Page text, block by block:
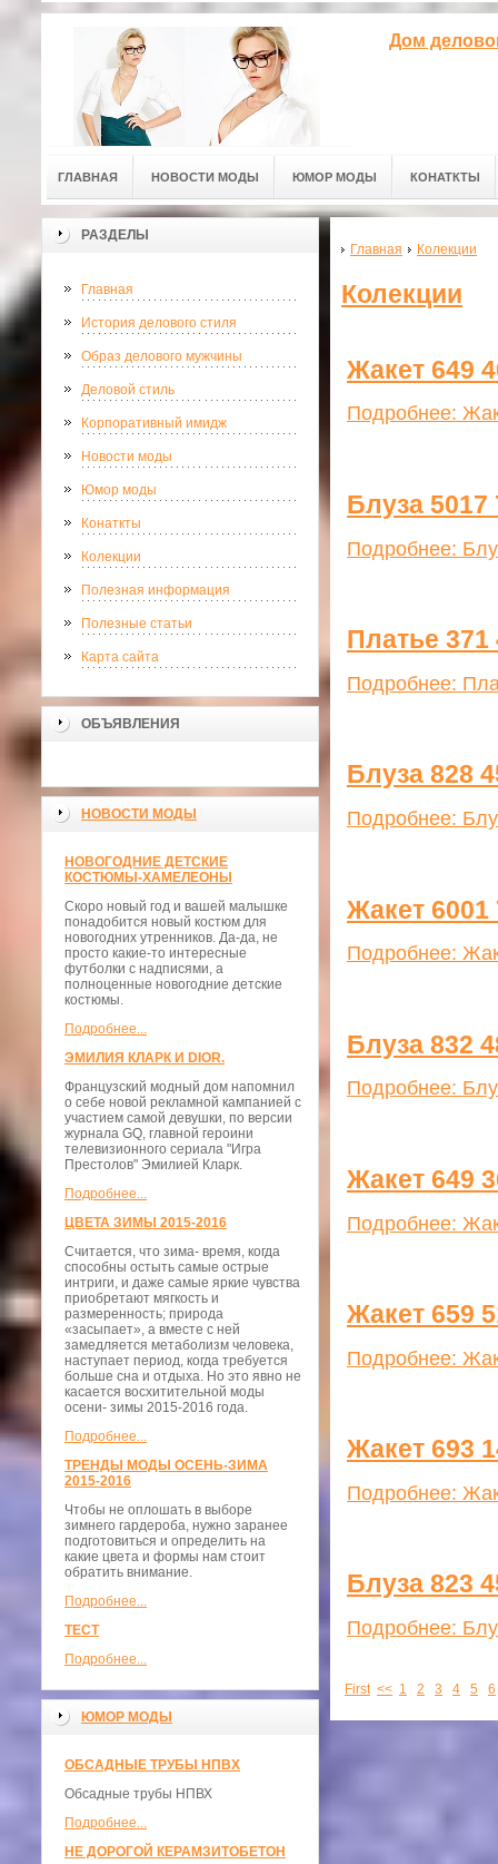
Дом
ГЛАВНАЯ НОВОСТИ МОДЫ ЮМОР МОДЫ КОНАТКТЫ
РАЗДЕЛЫ
Главная
История делового стиля
Образ делового мужчины
Деловой стиль
Корпоративный имидж
Новости моды
Юмор моды
Конаткты
Колекции
Полезная информация
Полезные статьи
Карта сайта
ОБЪЯВЛЕНИЯ
НОВОСТИ МОДЫ
НОВОГОДНИЕ ДЕТСКИЕ
КОСТЮМЫ-ХАМЕЛЕОНЫ
Скоро новый год и вашей малышке
понадобится новый костюм для
новогодних утренников. Да-да, не
просто какие-то интересные
футболки с надписями, а
полноценные новогодние детские
костюмы.
Подробнее...
ЭМИЛИЯ КЛАРК И DIOR.
Французский модный дом напомнил
о себе новой рекламной кампанией с
участием самой девушки, по версии
журнала GQ, главной героини
телевизионного сериала "Игра
Престолов" Эмилией Кларк.
Подробнее...
ЦВЕТА ЗИМЫ 2015-2016
Считается, что зима- время, когда
способны остыть самые острые
интриги, и даже самые яркие чувства
приобретают мягкость и
размеренность; природа
«засыпает», а вместе с ней
замедляется метаболизм человека,
наступает период, когда требуется
больше сна и отдыха. Но это явно не
касается восхитительной моды
осени- зимы 2015-2016 года.
Подробнее...
ТРЕНДЫ МОДЫ ОСЕНЬ-ЗИМА
2015-2016
Чтобы не оплошать в выборе
зимнего гардероба, нужно заранее
подготовиться и определить на
какие цвета и формы нам стоит
обратить внимание.
Подробнее...
ТЕСТ
Подробнее...
ЮМОР МОДЫ
ОБСАДНЫЕ ТРУБЫ НПВХ
Обсадные трубы НПВХ
Подробнее...
НЕ ДОРОГОЙ КЕРАМЗИТОБЕТОН
Главная Колекции
Колекции
Жакет 649
Подробнее:
Блуза 5017
Подробнее:
Платье 371
Подробнее:
Блуза 828
Подробнее:
Жакет 6001
Подробнее:
Блуза 832
Подробнее:
Жакет 649
Подробнее:
Жакет 659
Подробнее:
Жакет 693
Подробнее:
Блуза 823
Подробнее:
First << 1 2 3 4 5 6